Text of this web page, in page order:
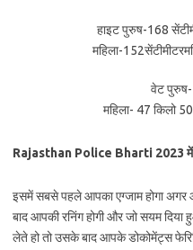
हाइट पुरुष-168
महिला-
वेट
महिला- 47 किलो
Rajasthan Police Bharti 2023 में
इसमें सबसे पहले आपका एग्जाम होगा अगर
बाद आपकी रनिंग होगी और जो सयम
लेते हो तो उसके बाद आपके डोकोमेंट्स